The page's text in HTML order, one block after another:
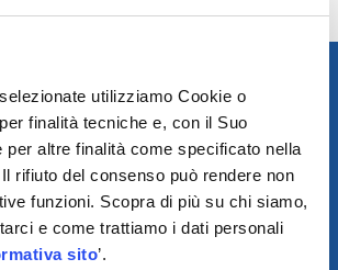
utilizziamo Cookie o
finalità tecniche e, con il Suo
per altre finalità come specificato nella
Il rifiuto del consenso può rendere non
funzioni. Scopra di più su chi siamo,
e come trattiamo i dati personali
sito’.